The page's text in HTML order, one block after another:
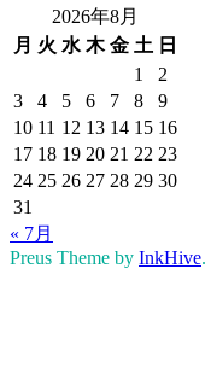
2026年8月
月 火 水 木 金 土 日
1
2
3
4 5 6 7 8
9
10 11 12 13 14 15 16
17 18 19 20 21 22 23
24 25 26 27 28 29 30
31
« 7月
Preus Theme by InkHive.